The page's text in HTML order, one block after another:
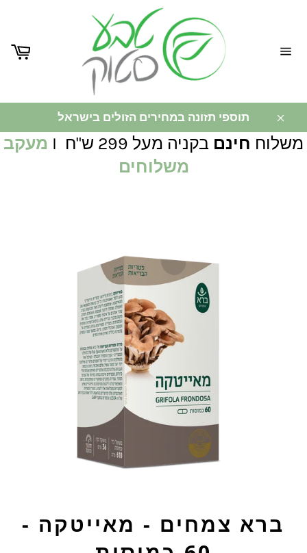
תוספי תזונה במחירים הזולים בישראל
משלוח חינם בקניה מעל 299 ש"ח I
מעקב
משלוחים
ברא צמחים - מאייטקה -